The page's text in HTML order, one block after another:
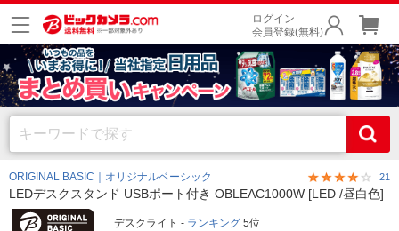
ログイン
会員登録(無料)
ORIGINAL BASIC｜オリジナルベーシック 21
LEDデスクスタンド USBポート付き OBLEAC1000W [LED /昼白色]
デスクライト - ランキング 5位